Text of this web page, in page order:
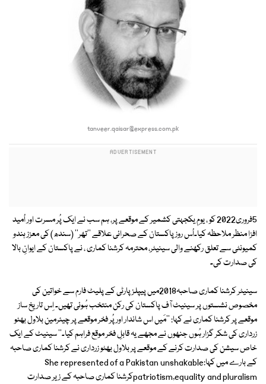
tanveer.qaisar@express.com.pk
5فروری2022 کو ، یومِ یکجہتی کشمیر کے موقعے پر، ہم سب نے ایک پُر مسرت اور اُمید
افزا منظر ملاحظہ کیا۔اُس روز پاکستان کے صحرائی علاقے ''تھر'' (سندھ) کی معزز ہندو
کمیونٹی سے تعلق رکھنے والی سینیٹر، محترمہ کرشنا کماری ، نے پاکستان کے ایوانِ بالا
کی صدارت کی۔
سینیٹر کرشنا کماری صاحبہ2018میں پیپلز پارٹی کے پلیٹ فارم سے خواتین کی
مخصوص نشستوں پر سینیٹ آف پاکستان کی رکن منتخب ہُوئی تھیں۔ اِس تاریخ ساز
موقعے پر کرشنا کماری نے کہا: ''مَیں اس شاندار اور پُر فخر موقعے پر چیئرمین بلاول بھٹو
زرداری کی شکر گزار ہُوں جنھوں نے مجھے یہ قابلِ فخر موقع فراہم کیا۔'' سینیٹ کے ایک
خاص سیشن کی صدارت کرنے کے موقعے پر بلاول بھٹو زرداری نے کرشنا کماری صاحبہ
کے بارے میں کہا:She represented of a Pakistan unshakable
patriotism,equality and pluralismکرشنا کماری صاحبہ کے زیر صدارت